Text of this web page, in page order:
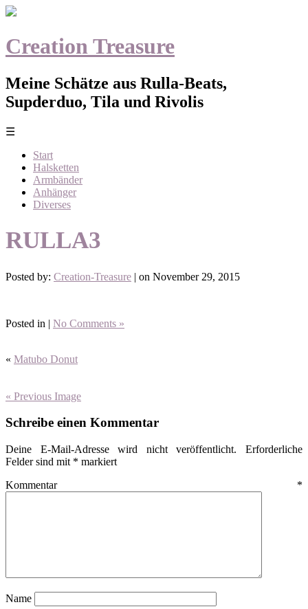
Creation Treasure
Meine Schätze aus Rulla-Beats,
Supderduo, Tila und Rivolis
☰
Start
Halsketten
Armbänder
Anhänger
Diverses
RULLA3
Posted by: Creation-Treasure | on November 29, 2015
Posted in | No Comments »
« Matubo Donut
« Previous Image
Schreibe einen Kommentar
Deine E-Mail-Adresse wird nicht veröffentlicht.
Erforderliche
Felder sind mit * markiert
Kommentar *
Name